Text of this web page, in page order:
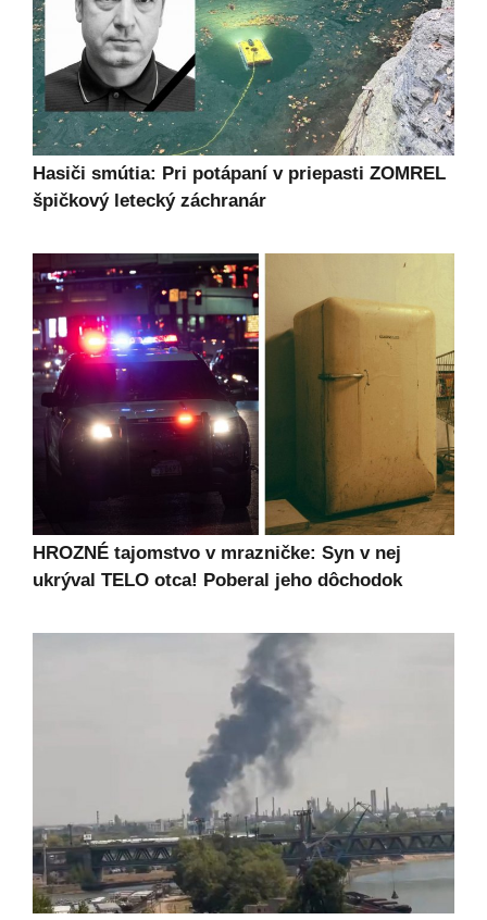
Hasiči smútia: Pri potápaní v priepasti ZOMREL
špičkový letecký záchranár
HROZNÉ tajomstvo v mrazničke: Syn v nej
ukrýval TELO otca! Poberal jeho dôchodok